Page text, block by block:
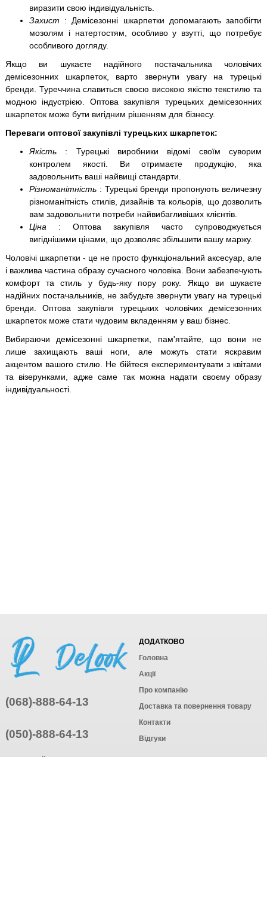
виразити свою індивідуальність.
Захист : Демісезонні шкарпетки допомагають запобігти
мозолям і натертостям, особливо у взутті, що потребує
особливого догляду.
Якщо ви шукаєте надійного постачальника чоловічих
демісезонних шкарпеток, варто звернути увагу на турецькі
бренди. Туреччина славиться своєю високою якістю текстилю та
модною індустрією. Оптова закупівля турецьких демісезонних
шкарпеток може бути вигідним рішенням для бізнесу.
Переваги оптової закупівлі турецьких шкарпеток:
Якість : Турецькі виробники відомі своїм суворим
контролем якості. Ви отримаєте продукцію, яка
задовольнить ваші найвищі стандарти.
Різноманітність : Турецькі бренди пропонують величезну
різноманітність стилів, дизайнів та кольорів, що дозволить
вам задовольнити потреби найвибагливіших клієнтів.
Ціна : Оптова закупівля часто супроводжується
вигіднішими цінами, що дозволяє збільшити вашу маржу.
Чоловічі шкарпетки - це не просто функціональний аксесуар, але
і важлива частина образу сучасного чоловіка. Вони забезпечують
комфорт та стиль у будь-яку пору року. Якщо ви шукаєте
надійних постачальників, не забудьте звернути увагу на турецькі
бренди. Оптова закупівля турецьких чоловічих демісезонних
шкарпеток може стати чудовим вкладенням у ваш бізнес.
Вибираючи демісезонні шкарпетки, пам'ятайте, що вони не
лише захищають ваші ноги, але можуть стати яскравим
акцентом вашого стилю. Не бійтеся експериментувати з квітами
та візерунками, адже саме так можна надати своєму образу
індивідуальності.
(068)-888-64-13
(050)-888-64-13
ДОДАТКОВО
Головна
Акції
Про компанію
Доставка та повернення товару
Контакти
Відгуки